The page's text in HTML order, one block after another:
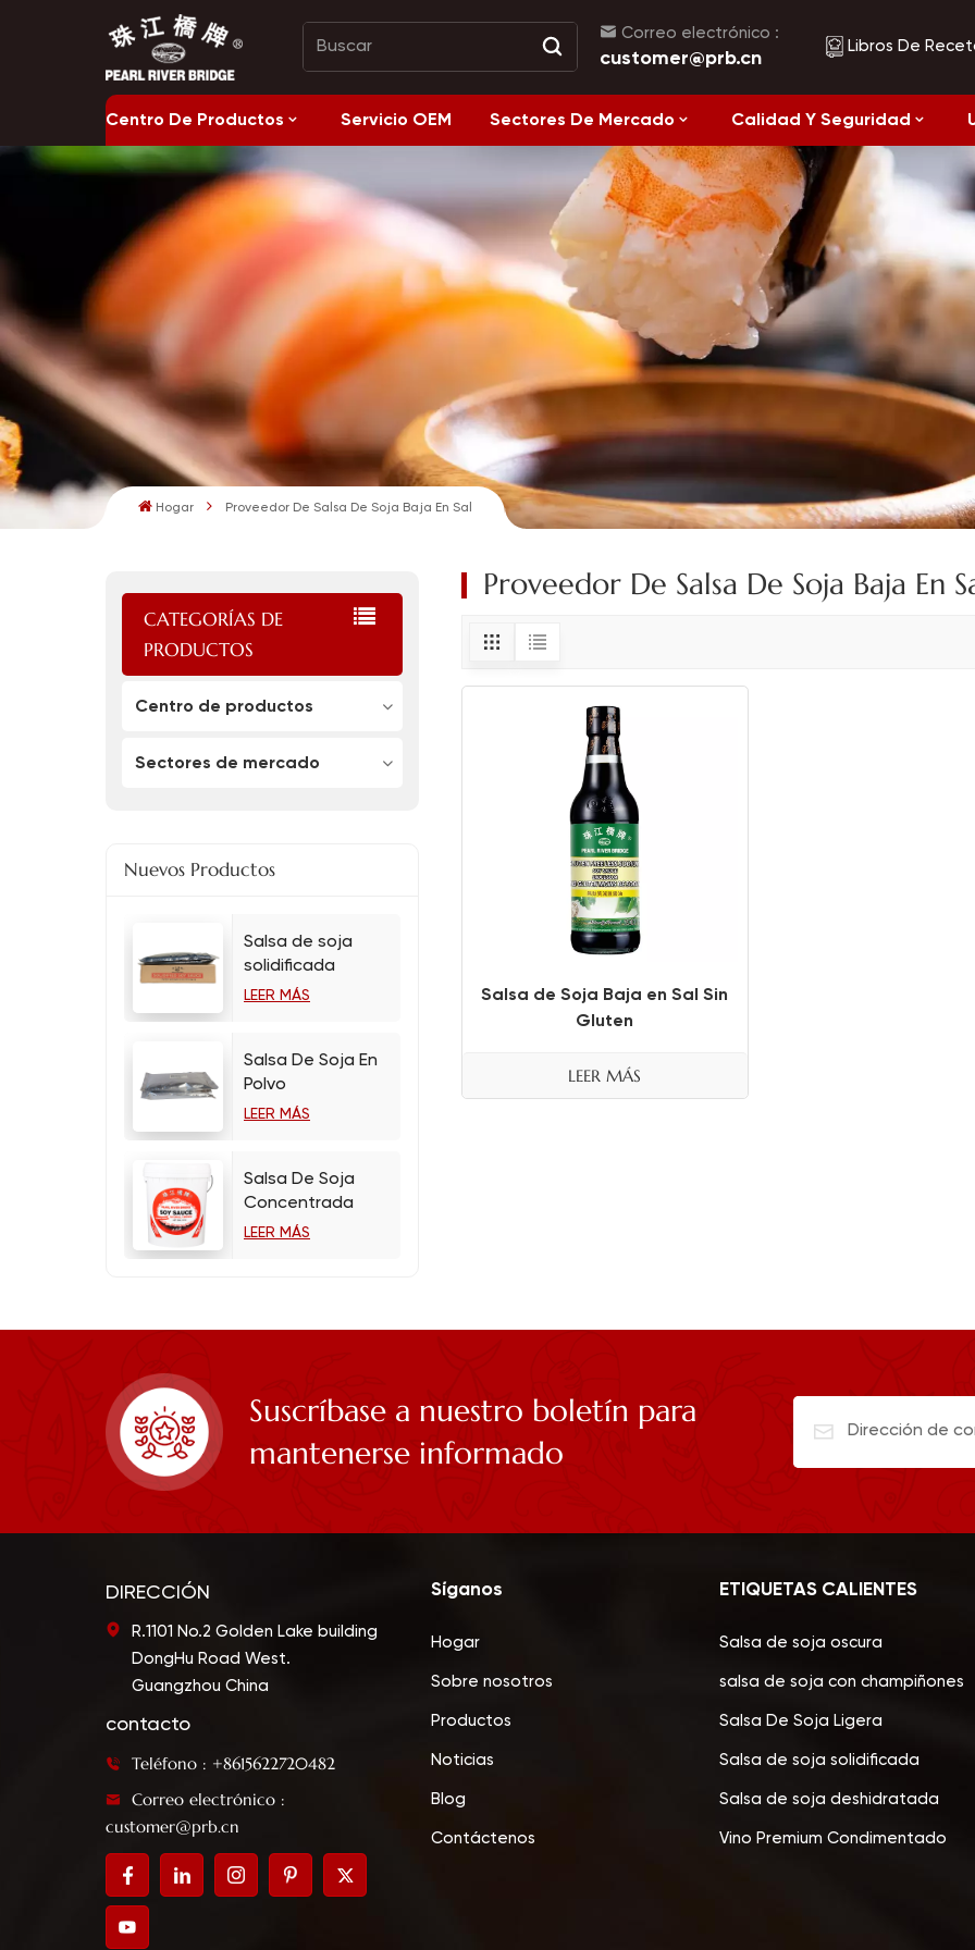
Correo electrónico :
customer@prb.cn Libros De
Recetas
Alimentación
Saludable
Centro De Productos Servicio OEM Sectores De Mercado Calidad Y Seguridad
Hogar Proveedor De Salsa De Soja Baja En Sal
CATEGORÍAS DE
PRODUCTOS
Centro de productos
Sectores de mercado
Nuevos Productos
Salsa de soja
solidificada
LEER MÁS
Salsa De Soja En
Polvo
LEER MÁS
Salsa De Soja
Concentrada
LEER MÁS
Proveedor De Salsa De Soja Baja En
Salsa de Soja Baja en Sal Sin
Gluten
LEER MÁS
Suscríbase a nuestro boletín para
mantenerse informado
DIRECCIÓN
R.1101 No.2 Golden Lake building
DongHu Road West.
Guangzhou China
contacto
Teléfono : +8615622720482
Correo electrónico :
customer@prb.cn
Síganos
Hogar
Sobre nosotros
Productos
Noticias
Blog
Contáctenos
ETIQUETAS CALIENTES
Salsa de soja oscura
salsa de soja con champiñones
Salsa De Soja Ligera
Salsa de soja solidificada
Salsa de soja deshidratada
Vino Premium Condimentado